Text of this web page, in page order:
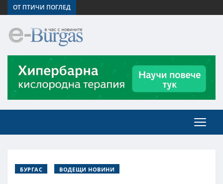
ОТ ПТИЧИ ПОГЛЕД
БУРГАС ВОДЕЩИ НОВИНИ